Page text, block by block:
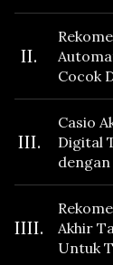
II.
Cocok
III.
Casio
Digital
dengan
Fitur
IIII.
Akhir
Untuk